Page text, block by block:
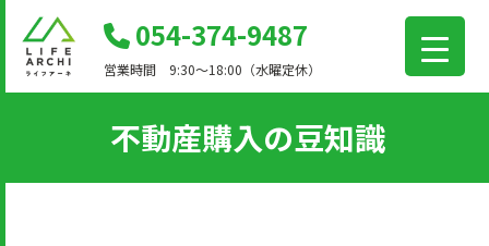
054-374-9487
営業時間 9:30～18:00（水曜定休）
不動産購入の豆知識